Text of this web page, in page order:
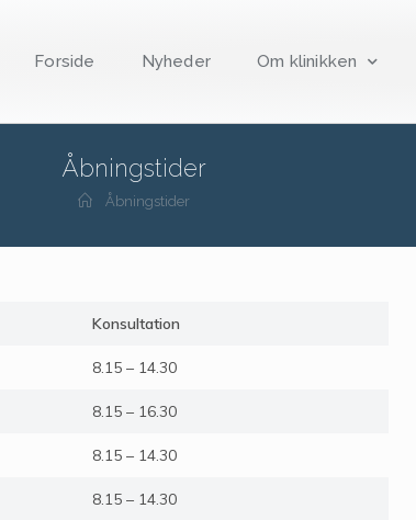
Forside Nyheder Om klinikken
Åbningstider
Åbningstider
Konsultation
8.15 – 14.30
8.15 – 16.30
8.15 – 14.30
8.15 – 14.30